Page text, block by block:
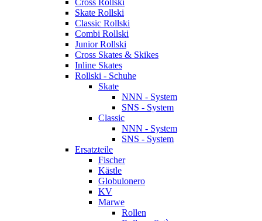
Cross Rollski
Skate Rollski
Classic Rollski
Combi Rollski
Junior Rollski
Cross Skates & Skikes
Inline Skates
Rollski - Schuhe
Skate
NNN - System
SNS - System
Classic
NNN - System
SNS - System
Ersatzteile
Fischer
Kästle
Globulonero
KV
Marwe
Rollen